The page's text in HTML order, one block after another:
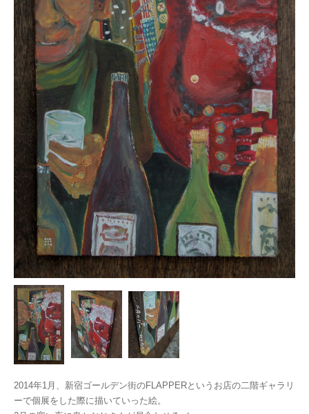
2014年1月、新宿ゴールデン街のFLAPPERというお店の二階ギャラリ
ーで個展をした際に描いていった絵。